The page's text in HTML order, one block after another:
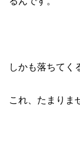
しかも落ちてく
これ、たまりま